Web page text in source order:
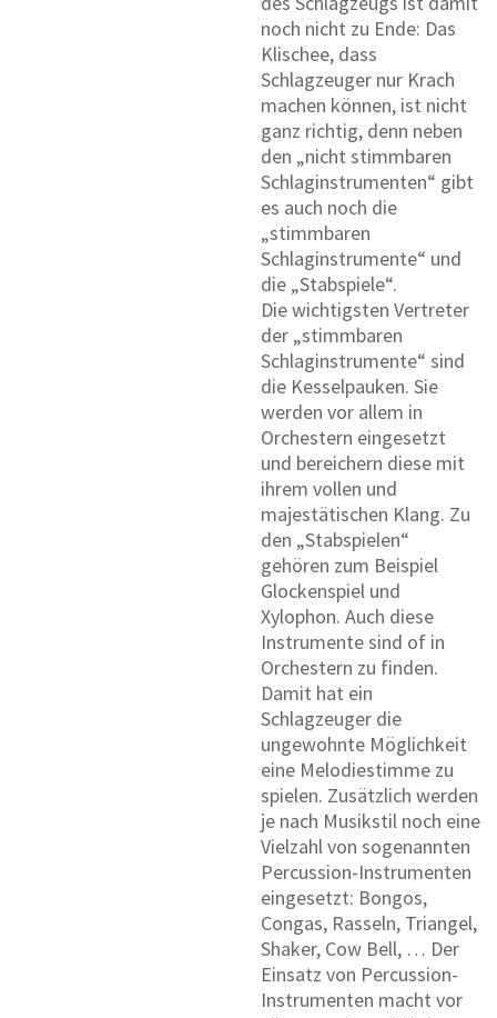
noch nicht zu Ende: Das
Klischee, dass
Schlagzeuger nur Krach
machen können, ist nicht
ganz richtig, denn neben
den „nicht stimmbaren
Schlaginstrumenten“ gibt
es auch noch die
„stimmbaren
Schlaginstrumente“ und
die „Stabspiele“.
Die wichtigsten Vertreter
der „stimmbaren
Schlaginstrumente“ sind
die Kesselpauken. Sie
werden vor allem in
Orchestern eingesetzt
und bereichern diese mit
ihrem vollen und
majestätischen Klang. Zu
den „Stabspielen“
gehören zum Beispiel
Glockenspiel und
Xylophon. Auch diese
Instrumente sind of in
Orchestern zu finden.
Damit hat ein
Schlagzeuger die
ungewohnte Möglichkeit
eine Melodiestimme zu
spielen. Zusätzlich werden
je nach Musikstil noch eine
Vielzahl von sogenannten
Percussion-Instrumenten
eingesetzt: Bongos,
Congas, Rasseln, Triangel,
Shaker, Cow Bell, … Der
Einsatz von Percussion-
Instrumenten macht vor